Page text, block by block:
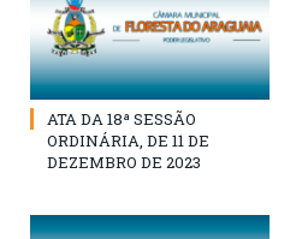
ATA DA 18ª SESSÃO
ORDINÁRIA, DE 11 DE
DEZEMBRO DE 2023